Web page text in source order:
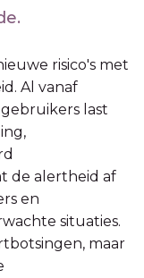
risico's met
Al vanaf
last
de alertheid af
en
situaties.
maar